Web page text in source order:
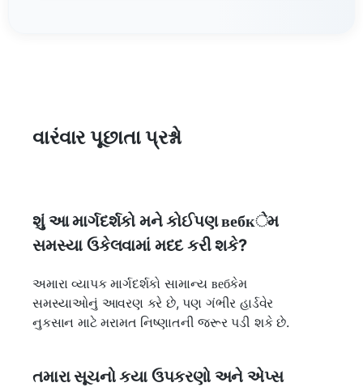
વારંવાર પૂછાતા પ્રશ્નો
શું આ માર્ગદર્શકો મને કોઈપણ вебкેમ
સમસ્યા ઉકેલવામાં મદદ કરી શકે?
અમારા વ્યાપક માર્ગદર્શકો સામાન્ય вебકેમ
સમસ્યાઓનું આવરણ કરે છે, પણ ગંભીર હાર્ડવેર
નુકસાન માટે મરામત નિષ્ણાતની જરૂર પડી શકે છે.
તમારા સૂચનો કયા ઉપકરણો અને એપ્સ